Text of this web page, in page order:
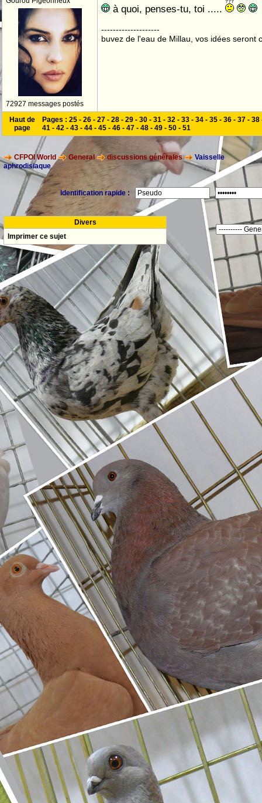
72927 messages postés
à quoi, penses-tu, toi .....
--------------------
buvez de l'eau de Millau, vos idées seront
Haut de
page
Pages : 25 - 26 - 27 - 28 - 29 - 30 - 31 - 32 - 33 - 34 - 35 - 36 - 37 - 38
41 - 42 - 43 - 44 - 45 - 46 - 47 - 48 - 49 - 50 - 51
CFPOI World General discussions générales
Vaisselle
aphrodisiaque
Identification rapide :
Divers
Imprimer ce sujet